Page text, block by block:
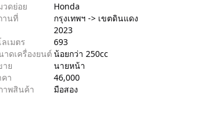
วดย่อย
Honda
านที่
กรุงเทพฯ -> เขตดินแดง
2023
เมตร
693
าดเครื่องยนต์ น้อยกว่า 250cc
าย
นายหน้า
คา
46,000
าพสินค้า
มือสอง